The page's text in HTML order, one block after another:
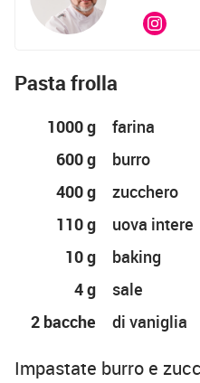
Pasta frolla
1000 g
farina
600 g
burro
400 g
zucchero
110 g
uova intere
10 g
baking
4 g
sale
2 bacche
di vaniglia
Impastate burro e